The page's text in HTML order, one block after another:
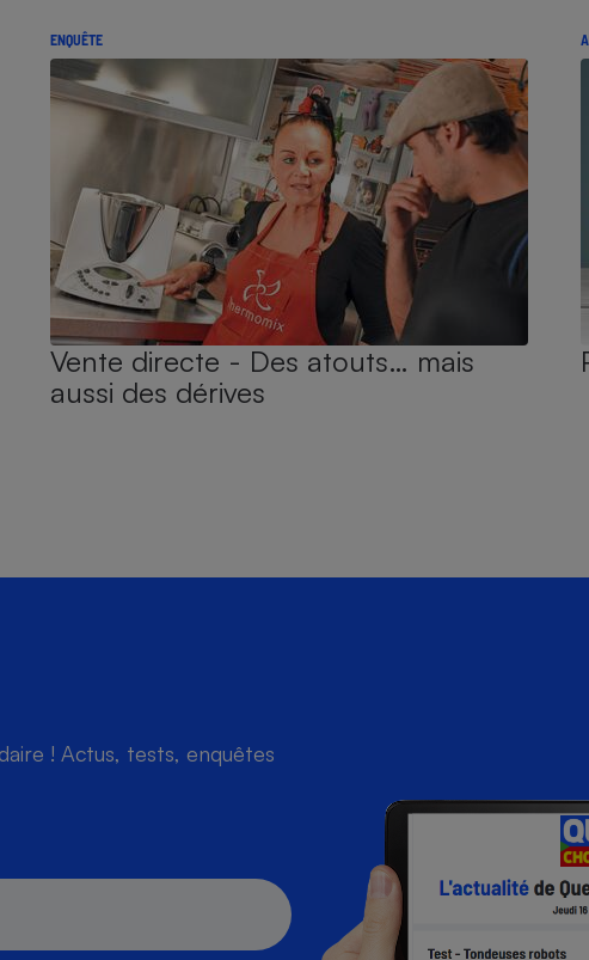
ENQUÊTE
Vente directe - Des atouts… mais
aussi des dérives
! Actus, tests, enquêtes